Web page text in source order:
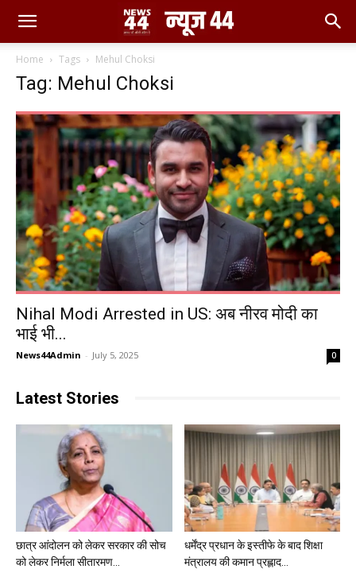
Home Tags Mehul Choksi
Tag: Mehul Choksi
Nihal Modi Arrested in US: अब नीरव मोदी का
भाई भी...
News44Admin - July 5, 2025 0
Latest Stories
छात्र आंदोलन को लेकर सरकार की सोच
को लेकर निर्मला सीतारमण...
धर्मेंद्र प्रधान के इस्तीफे के बाद शिक्षा
मंत्रालय की कमान प्रह्लाद...